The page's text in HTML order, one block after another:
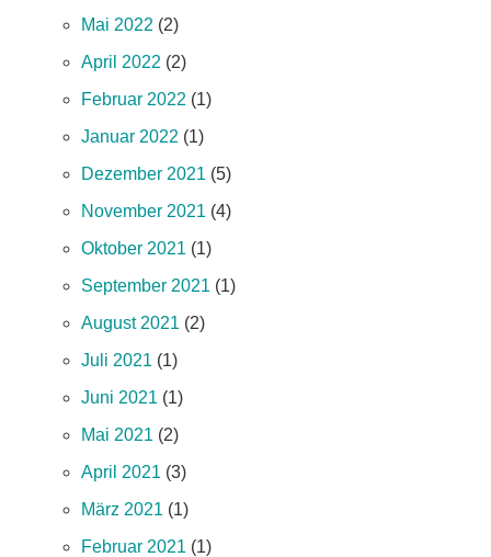
Mai 2022 (2)
April 2022 (2)
Februar 2022 (1)
Januar 2022 (1)
Dezember 2021 (5)
November 2021 (4)
Oktober 2021 (1)
September 2021 (1)
August 2021 (2)
Juli 2021 (1)
Juni 2021 (1)
Mai 2021 (2)
April 2021 (3)
März 2021 (1)
Februar 2021 (1)